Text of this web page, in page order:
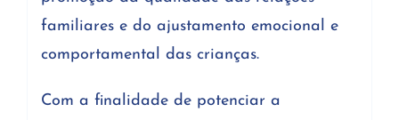
familiares e do ajustamento emocional e
comportamental das crianças.
Com a finalidade de potenciar a